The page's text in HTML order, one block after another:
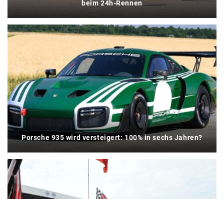
beim 24h-Rennen
Porsche 935 wird versteigert: 100% in sechs Jahren?